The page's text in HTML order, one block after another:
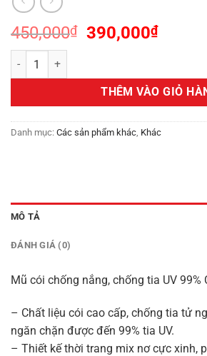
450,000₫
Giá
450,000₫.
390,000₫Giá
là:
Mũ cói chống nắng, chống tia UV 99% Cut –
THÊM VÀO GIỎ
Danh mục: Các sản phẩm khác, Khác
MÔ TẢ
ĐÁNH GIÁ (0)
Mũ cói chống nắng, chống tia UV 99%
– Chất liệu cói cao cấp, chống tia tử
ngăn chặn được đến 99% tia UV.
– Thiết kế thời trang mix nơ cực xinh,